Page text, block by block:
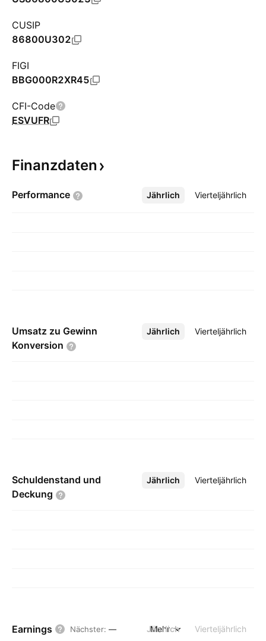
CUSIP
86800U302
FIGI
BBG000R2XR45
CFI-Code
ESVUFR
Finanzdaten
Performance Jährlich Vierteljährlich
Mehr
Umsatz zu Gewinn
Konversion
Jährlich Vierteljährlich
Mehr
Schuldenstand und
Deckung
Jährlich Vierteljährlich
Mehr
Earnings Nächster: — Jährlich Vierteljährlich
Mehr